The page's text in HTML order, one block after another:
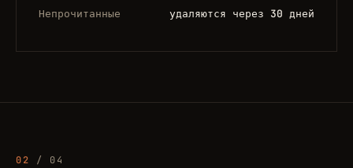
Непрочитанные удаляются через 30 дней
02 / 04